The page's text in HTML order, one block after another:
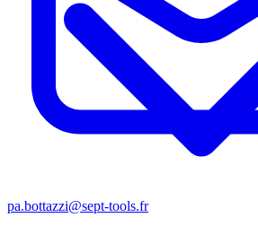
pa.bottazzi@sept-tools.fr